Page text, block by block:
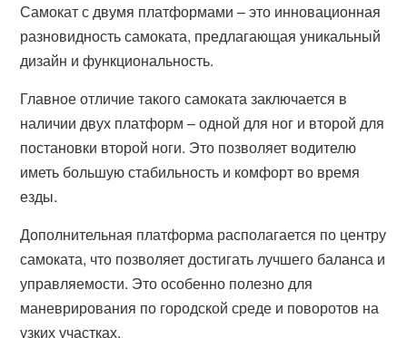
Самокат с двумя платформами – это инновационная
разновидность самоката, предлагающая уникальный
дизайн и функциональность.
Главное отличие такого самоката заключается в
наличии двух платформ – одной для ног и второй для
постановки второй ноги. Это позволяет водителю
иметь большую стабильность и комфорт во время
езды.
Дополнительная платформа располагается по центру
самоката, что позволяет достигать лучшего баланса и
управляемости. Это особенно полезно для
маневрирования по городской среде и поворотов на
узких участках.